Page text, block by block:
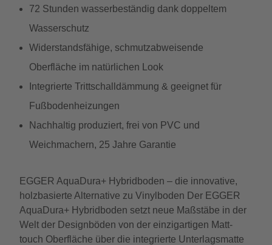
72 Stunden wasserbeständig dank doppeltem
Wasserschutz
Widerstandsfähige, schmutzabweisende
Oberfläche im natürlichen Look
Integrierte Trittschalldämmung & geeignet für
Fußbodenheizungen
Nachhaltig produziert, frei von PVC und
Weichmachern, 25 Jahre Garantie
EGGER AquaDura+ Hybridboden – die innovative,
holzbasierte Alternative zu Vinylboden Der EGGER
AquaDura+ Hybridboden setzt neue Maßstäbe in der
Welt der Designböden von der einzigartigen Matt-
touch Oberfläche über die integrierte Unterlagsmatte